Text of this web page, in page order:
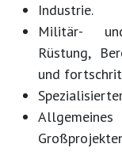
Industrie.
Militär-
Rüstung,
und